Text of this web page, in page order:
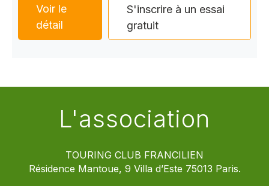
Voir le
détail
S'inscrire à un essai
gratuit
L'association
TOURING CLUB FRANCILIEN
Résidence Mantoue, 9 Villa d’Este 75013 Paris.